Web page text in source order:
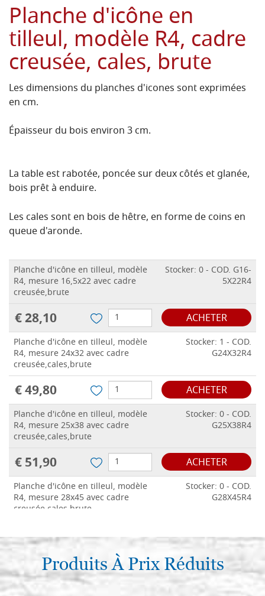
Planche d'icône en
tilleul, modèle R4, cadre
creusée, cales, brute
Les dimensions du planches d'icones sont exprimées
en cm.
Épaisseur du bois environ 3 cm.
La table est rabotée, poncée sur deux côtés et glanée,
bois prêt à enduire.
Les cales sont en bois de hêtre, en forme de coins en
queue d'aronde.
Planche d'icône en tilleul, modèle
R4, mesure 16,5x22 avec cadre
creusée,brute
Stocker: 0 - COD. G16-
5X22R4
€ 28,10 ACHETER
Planche d'icône en tilleul, modèle
R4, mesure 24x32 avec cadre
creusée,cales,brute
Stocker: 1 - COD.
G24X32R4
€ 49,80 ACHETER
Planche d'icône en tilleul, modèle
R4, mesure 25x38 avec cadre
creusée,cales,brute
Stocker: 0 - COD.
G25X38R4
€ 51,90 ACHETER
Planche d'icône en tilleul, modèle
R4, mesure 28x45 avec cadre
creusée,cales,brute
Stocker: 0 - COD.
G28X45R4
€ 58,50 ACHETER
Planche d'icône en tilleul, modèle
R4, mesure 30x40 avec cadre
creusée,cales,brute
Stocker: 0 - COD.
G30X40R4
Produits À Prix Réduits